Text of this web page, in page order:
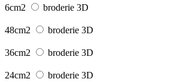
6cm2 broderie 3D
48cm2 broderie 3D
36cm2 broderie 3D
24cm2 broderie 3D